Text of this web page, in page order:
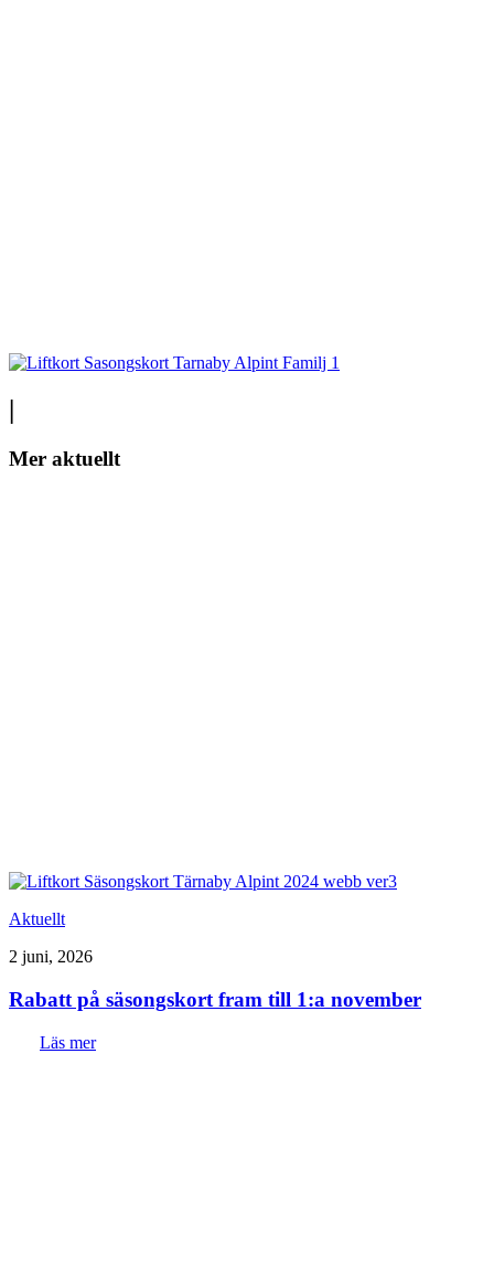
|
Mer aktuellt
Aktuellt
2 juni, 2026
Rabatt på säsongskort fram till 1:a november
Läs mer